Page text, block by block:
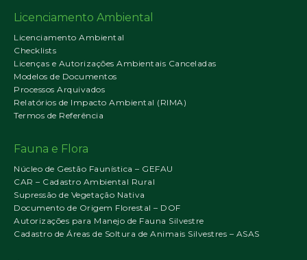
Licenciamento Ambiental
Licenciamento Ambiental
Checklists
Licenças e Autorizações Ambientais Canceladas
Modelos de Documentos
Processos Arquivados
Relatórios de Impacto Ambiental (RIMA)
Termos de Referência
Fauna e Flora
Núcleo de Gestão Faunística – GEFAU
CAR – Cadastro Ambiental Rural
Supressão de Vegetação Nativa
Documento de Origem Florestal – DOF
Autorizações para Manejo de Fauna Silvestre
Cadastro de Áreas de Soltura de Animais Silvestres – ASAS